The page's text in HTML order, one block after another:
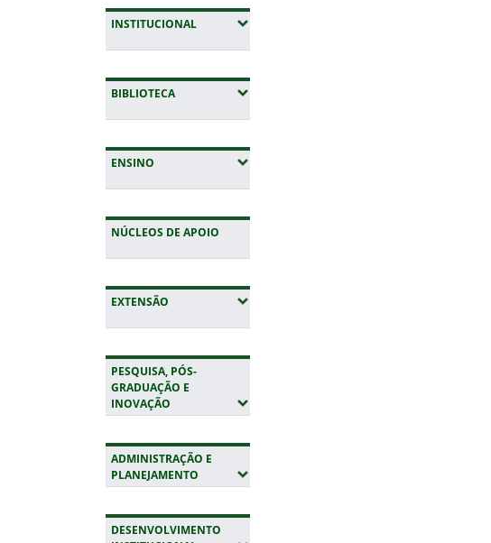
INSTITUCIONAL(EXPANDIR SUBMENUS)
BIBLIOTECA(EXPANDIR SUBMENUS)
ENSINO (EXPANDIR SUBMENUS)
NÚCLEOS DE APOIO
EXTENSÃO (EXPANDIR SUBMENUS)
PESQUISA, PÓS-
GRADUAÇÃO E
INOVAÇÃO (EXPANDIR SUBMENUS)
ADMINISTRAÇÃO E
PLANEJAMENTO (EXPANDIR SUBMENUS)
DESENVOLVIMENTO